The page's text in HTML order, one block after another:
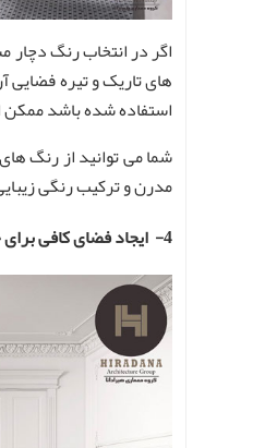
اگر در انتخاب رنگ دچار
های تاریک و تیره
استفاده شده باشد
شما می‌ توانید از رنگ‌
مدرن و ترکیب رنگی
4- ایجاد فضای کافی برای حرکت